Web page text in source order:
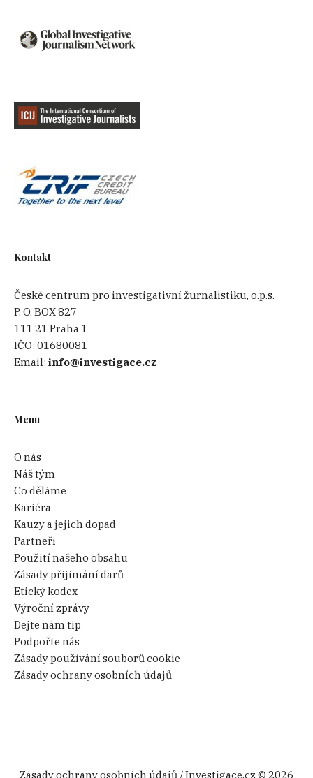
Kontakt
České centrum pro investigativní žurnalistiku, o.p.s.
P. O. BOX 827
111 21 Praha 1
IČO:01680081
Email:info@investigace.cz
Menu
O nás
Náš tým
Co děláme
Kariéra
Kauzy a jejich dopad
Partneři
Použití našeho obsahu
Zásady přijímání darů
Etický kodex
Výroční zprávy
Dejte nám tip
Podpořte nás
Zásady používání souborů cookie
Zásady ochrany osobních údajů
Zásady ochrany osobních údajů / Investigace.cz © 2026